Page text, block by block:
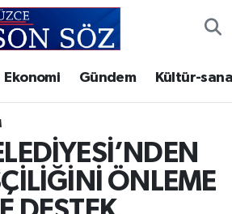
Ekonomi Gündem Kültür-
ÖNLEME
Durumu
Yoğunluk Haritası
Durumu ve Fikstür